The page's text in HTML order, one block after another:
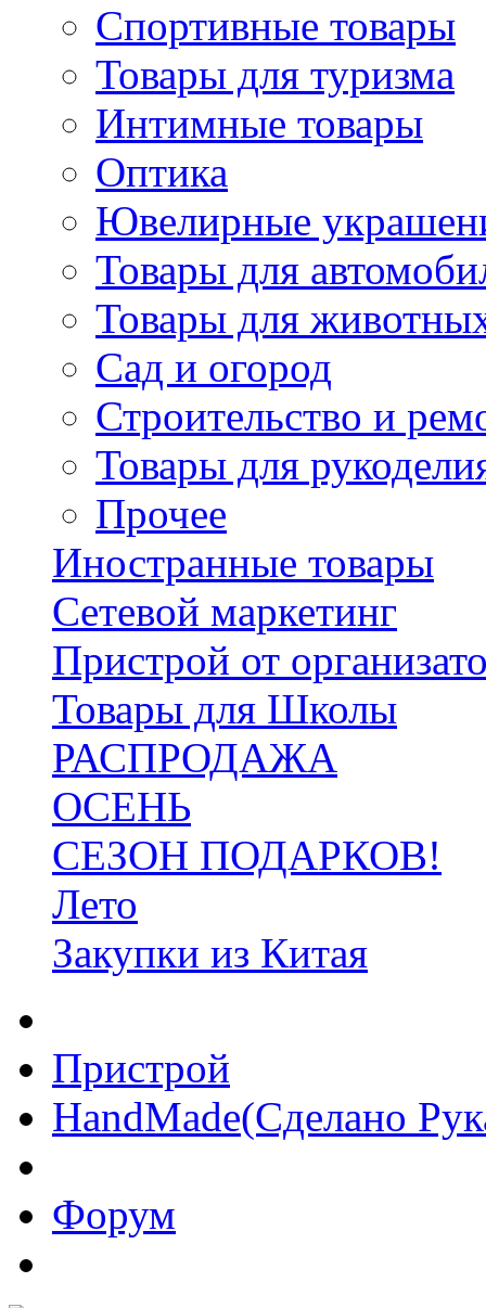
Спортивные товары
Товары для туризма
Интимные товары
Оптика
Ювелирные
Товары для
Товары для
Сад и огород
Строительство и
Товары для
Прочее
Иностранные товары
Сетевой маркетинг
Пристрой от
Товары для Школы
РАСПРОДАЖА
ОСЕНЬ
СЕЗОН ПОДАРКОВ!
Лето
Закупки из Китая
Пристрой
HandMade(Сделано
Форум